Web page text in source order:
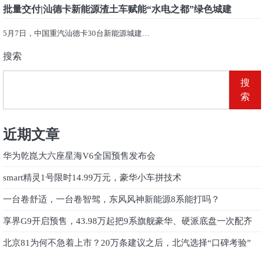
批量交付|汕德卡新能源渣土车赋能“水电之都”绿色城建
5月7日，中国重汽汕德卡30台新能源城建…
搜索
搜
索
近期文章
华为乾崑大六座星海V6全国预售发布会
smart精灵1号限时14.99万元，豪华小车拼技术
一台卷舒适，一台卷智驾，东风风神新能源8系能打吗？
享界G9开启预售，43.98万起把9系旗舰豪华、硬派底盘一次配齐
北京81为何不急着上市？20万条建议之后，北汽选择“口碑考验”